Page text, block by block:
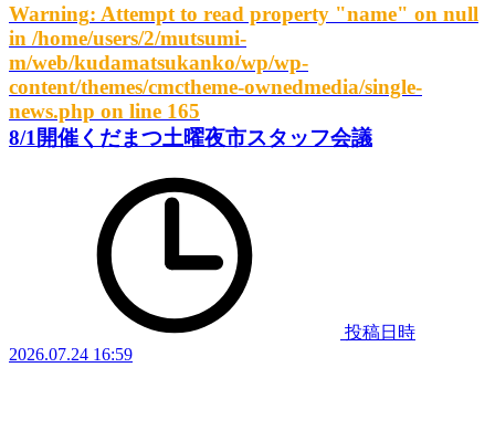
Warning: Attempt to read property "name" on null
in /home/users/2/mutsumi-
m/web/kudamatsukanko/wp/wp-
content/themes/cmctheme-ownedmedia/single-
news.php on line 165
8/1開催くだまつ土曜夜市スタッフ会議
投稿日時
2026.07.24 16:59